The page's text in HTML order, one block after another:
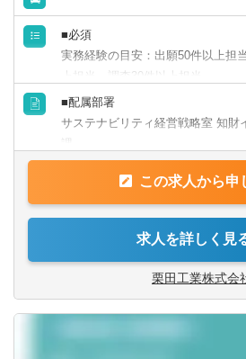
【携わる事業・ビジネス・サービ
日立グループのグローバル税務関
単体売上２兆円、グローバル連結
て、日立グループ約600社超の税
税務業務を通じて事業を把握し、
で得た経験を糧に、専門スキルを
①グローバル税務チームは現在12
②フレックス・在宅勤務制度があ
メンバーが多いです。
※上記内容は、募集開始時点の内
■必須
実務経験の目安：出願50件以上担
上担当、調査30件以上担当
（実務経験は、「特許事務所員・
「民間企業知財部員」を優先する
化学の基礎知識
コミュニケーション能力が高い
語学力（英語：TOEIC650以上)
現在の英語使用頻度は下記となっ
外国調査会社への依頼・納品物に
（頻度高：2回/週）、外国特許文
特許出願明細書等の英訳チェック
事会社・特許事務所とのメール（
■配属部署
サステナビリティ経営戦略室 知財
課
■組織のミッション
知的財産の保護・活用、知財リス
■業務内容
【出願・権利化】
の特許網の構築。社内関係部署と
切な権利範囲の設定を行い、特許
この求人から申
求人を詳しく見
栗田工業株式会
関西
滋賀県
大阪府
中国・四国
事務／秘書
管理部門アシスタント
事務／アシスタント